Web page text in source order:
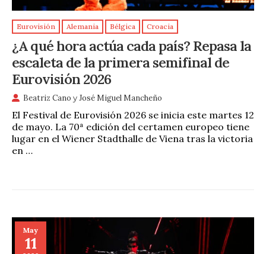
Eurovisión Alemania Bélgica Croacia
¿A qué hora actúa cada país? Repasa la
escaleta de la primera semifinal de
Eurovisión 2026
Beatriz Cano yJosé Miguel Mancheño
El Festival de Eurovisión 2026 se inicia este martes 12
de mayo. La 70ª edición del certamen europeo tiene
lugar en el Wiener Stadthalle de Viena tras la victoria
en …
May
11